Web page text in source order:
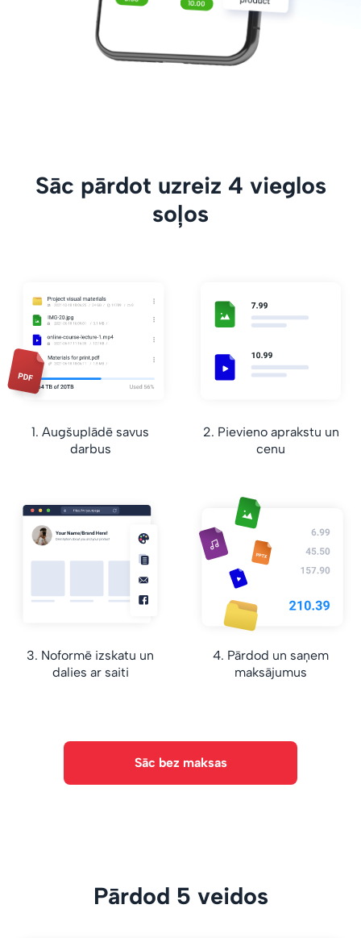
Sāc pārdot uzreiz 4 vieglos
soļos
1. Augšuplādē savus
darbus
2. Pievieno aprakstu un
cenu
3. Noformē izskatu un
dalies ar saiti
4. Pārdod un saņem
maksājumus
Sāc bez maksas
Pārdod 5 veidos